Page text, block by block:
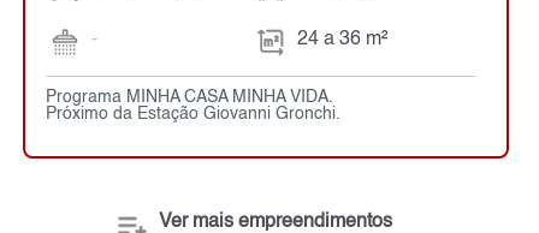
- 24 a 36 m²
Programa MINHA CASA MINHA VIDA.
Próximo da Estação Giovanni Gronchi.
Ver mais empreendimentos